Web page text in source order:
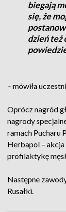
biegają
się, że
dzień też
– mówiła
Oprócz nagród
nagrody
ramach Pucharu
Herbapol – akcja
profilaktykę
Następne
Rusałki.